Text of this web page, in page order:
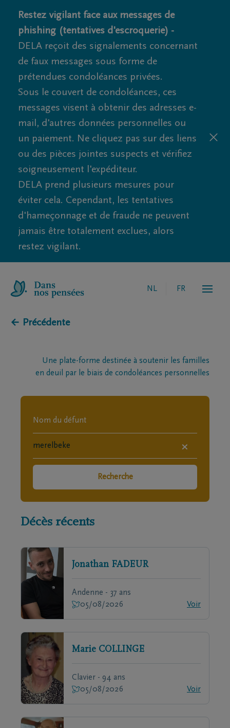
Restez vigilant face aux messages de
phishing (tentatives d'escroquerie) -
DELA reçoit des signalements concernant
de faux messages sous forme de
prétendues condoléances privées.
Sous le couvert de condoléances, ces
messages visent à obtenir des adresses e-
mail, d'autres données personnelles ou
un paiement. Ne cliquez pas sur des liens
ou des pièces jointes suspects et vérifiez
soigneusement l'expéditeur.
DELA prend plusieurs mesures pour
éviter cela. Cependant, les tentatives
d'hameçonnage et de fraude ne peuvent
jamais être totalement exclues, alors
restez vigilant.
NL FR
← Précédente
Une plate-forme destinée à soutenir les familles
en deuil par le biais de condoléances personnelles
×
Recherche
Décès récents
Jonathan FADEUR
Andenne - 37 ans
05/08/2026
Voir
Marie COLLINGE
Clavier - 94 ans
05/08/2026
Voir